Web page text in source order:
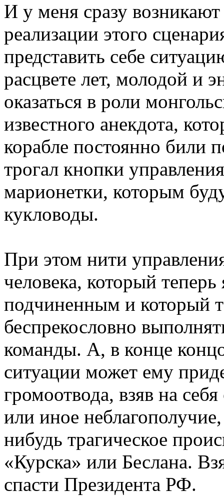
И у меня сразу
реализации этого
представить себе
расцвете лет, молодой и
оказаться в роли
известного анекдота,
корабле постоянно били
трогал кнопки
марионетки, которым
кукловоды.
При этом нити
человека, который теперь
подчиненным и который
беспрекословно
команды. А, в конце
ситуации может ему
громоотвода, взяв на себя
или иное
нибудь трагическое
«Курска» или Беслана.
спасти Президента РФ.